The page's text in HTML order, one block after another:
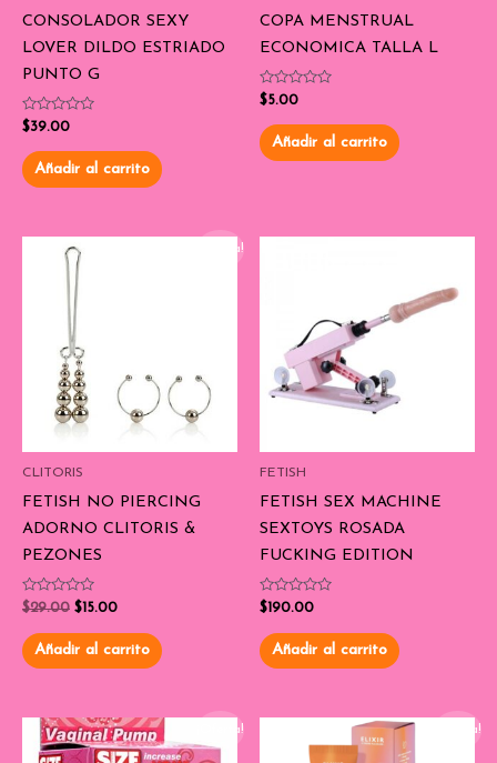
CONSOLADOR SEXY
LOVER DILDO ESTRIADO
PUNTO G
Valorado
con
de
5
$39.00
Añadir al carrito
COPA MENSTRUAL
ECONOMICA TALLA L
Valorado
con
de
5
$5.00
Añadir al carrito
¡Oferta!
CLITORIS
FETISH NO PIERCING
ADORNO CLITORIS &
PEZONES
Valorado
con
de
5
$29.00 $15.00
Añadir al carrito
FETISH
FETISH SEX MACHINE
SEXTOYS ROSADA
FUCKING EDITION
Valorado
con
de
5
$190.00
Añadir al carrito
¡Oferta! ¡Oferta!